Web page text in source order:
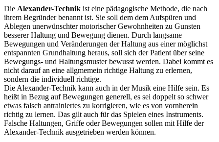
Die Alexander-Technik ist eine pädagogische Methode, die nach
ihrem Begründer benannt ist. Sie soll dem dem Aufspüren und
Ablegen unerwünschter motorischer Gewohnheiten zu Gunsten
besserer Haltung und Bewegung dienen. Durch langsame
Bewegungen und Veränderungen der Haltung aus einer möglichst
entspannten Grundhaltung heraus, soll sich der Patient über seine
Bewegungs- und Haltungsmuster bewusst werden. Dabei kommt es
nicht darauf an eine allgmemein richtige Haltung zu erlernen,
sondern die individuell richtige.
Die Alexander-Technik kann auch in der Musik eine Hilfe sein. Es
heißt in Bezug auf Bewegungen generell, es sei doppelt so schwer
etwas falsch antrainiertes zu korrigieren, wie es von vornherein
richtig zu lernen. Das gilt auch für das Spielen eines Instruments.
Falsche Haltungen, Griffe oder Bewegungen sollen mit Hilfe der
Alexander-Technik ausgetrieben werden können.